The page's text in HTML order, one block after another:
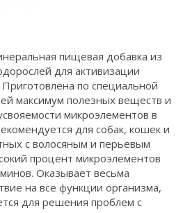
пищевая добавка из
для активизации
по специальной
максимум полезных веществ и
микроэлементов в
для собак, кошек и
с волосяным и перьевым
процент микроэлементов
Оказывает весьма
на все функции организма,
для решения проблем с